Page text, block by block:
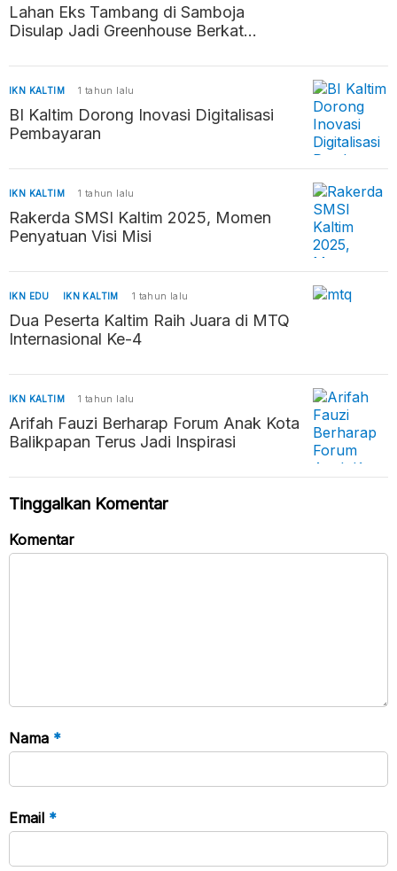
Lahan Eks Tambang di Samboja
Disulap Jadi Greenhouse Berkat
IKN KALTIM 1 tahun lalu
BI Kaltim Dorong Inovasi Digitalisasi
Pembayaran
IKN KALTIM 1 tahun lalu
Rakerda SMSI Kaltim 2025, Momen
Penyatuan Visi Misi
IKN EDU IKN KALTIM 1 tahun lalu
Dua Peserta Kaltim Raih Juara di MTQ
Internasional Ke-4
IKN KALTIM 1 tahun lalu
Arifah Fauzi Berharap Forum Anak Kota
Balikpapan Terus Jadi Inspirasi
Tinggalkan Komentar
Komentar
Nama *
Email *